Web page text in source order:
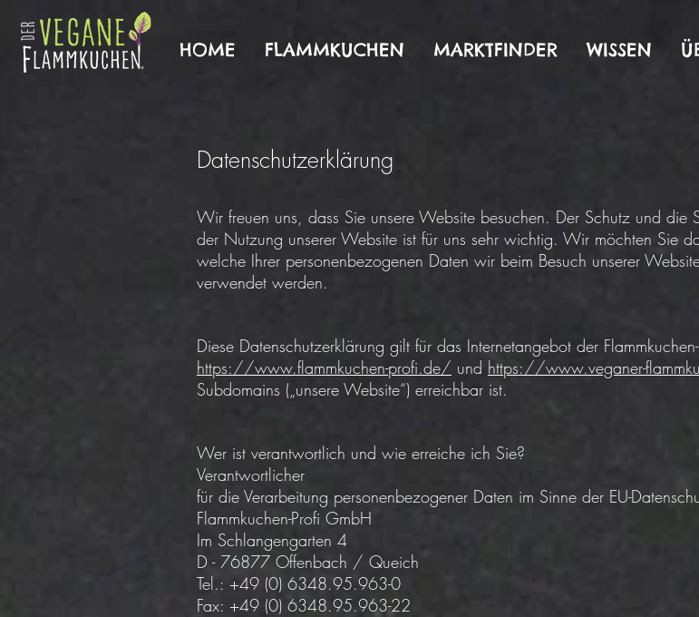
HOME FLAMMKUCHEN MARKTFINDER WISSEN
Datenschutzerklärung
Wir freuen uns, dass Sie unsere Website besuchen. Der Schutz und die
der Nutzung unserer Website ist für uns sehr wichtig. Wir möchten Sie
welche Ihrer personenbezogenen Daten wir beim Besuch unserer
verwendet werden.
Diese Datenschutzerklärung gilt für das Internetangebot der
https://www.flammkuchen-profi.de/ und https://www.veganer-
Subdomains („unsere Website“) erreichbar ist.
Wer ist verantwortlich und wie erreiche ich Sie?
Verantwortlicher
für die Verarbeitung personenbezogener Daten im Sinne der EU-
Flammkuchen-Profi GmbH
Im Schlangengarten 4
D - 76877 Offenbach / Queich
Tel.: +49 (0) 6348.95.963-0
Fax: +49 (0) 6348.95.963-22